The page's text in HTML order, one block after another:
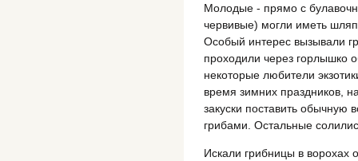
Молодые - прямо с
червивые) могли иметь
Особый интерес вызывали
проходили через горлышко
некоторые любители
время зимних праздников,
закуски поставить обычную
грибами. Остальные
Искали грибницы в